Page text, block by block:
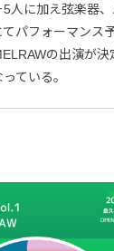
人に加え弦楽器
パフォーマンス
の出演が
ている。